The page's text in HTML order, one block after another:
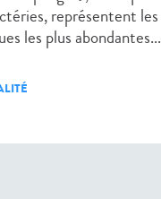
représentent les
les plus abondantes...